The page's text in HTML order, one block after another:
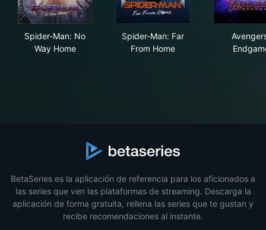
Spider-Man: No
Way Home
Spider-Man: Far
From Home
BetaSeries es la aplicación de referencia para los aficionados a
las series que ven las plataformas de streaming. Descarga la
aplicación de forma gratuita, rellena las series que te gustan y
recibe recomendaciones al instante.